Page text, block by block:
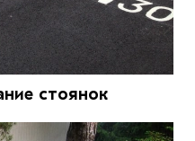
стоянок